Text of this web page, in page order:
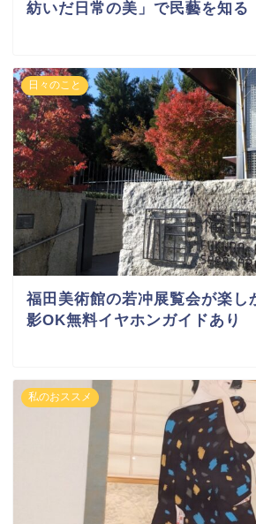
紡いだ日常の美」で民藝を知る
日々のこと
福田美術館の若冲展覧会が楽し
影OK無料イヤホンガイドあり
私のおススメ